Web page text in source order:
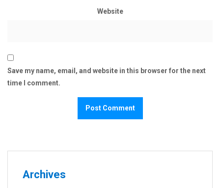
Website
Save my name, email, and website in this browser for the next
time I comment.
Archives